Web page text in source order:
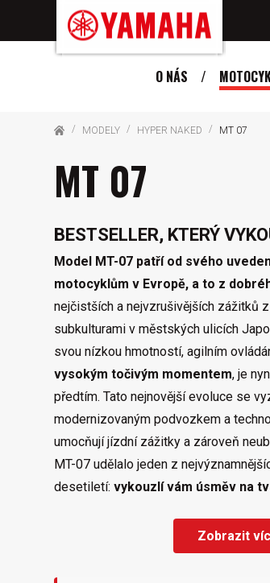
O NÁS
MODELY HYPER NAKED MT 07
MT 07
BESTSELLER, KTERÝ
Model MT-07 patří od svého
motocyklům v Evropě, a to z
nejčistších a nejvzrušivějších zážitků
subkulturami v městských ulicích
svou nízkou hmotností, agilním
vysokým točivým momentem, je
předtím. Tato nejnovější evoluce se
modernizovaným podvozkem a
umocňují jízdní zážitky a zároveň
MT-07 udělalo jeden z
desetiletí: vykouzlí vám úsměv na
Zobrazit